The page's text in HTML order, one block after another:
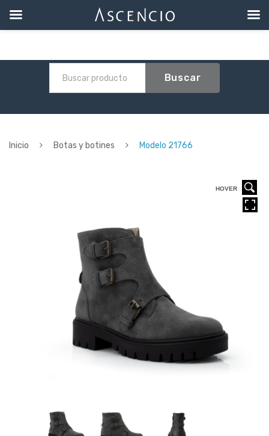
Buscar
Inicio Botas y botines Modelo 21766
HOVER
HOVER
HOVER